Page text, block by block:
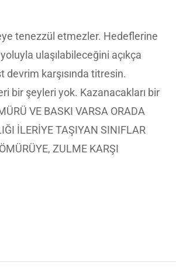
tenezzül etmezler. Hedeflerine
ulaşılabileceğini açıkça
devrim karşısında titresin.
bir şeyleri yok. Kazanacakları bir
VE BASKI VARSA ORADA
İLERİYE TAŞIYAN SINIFLAR
ZULME KARŞI